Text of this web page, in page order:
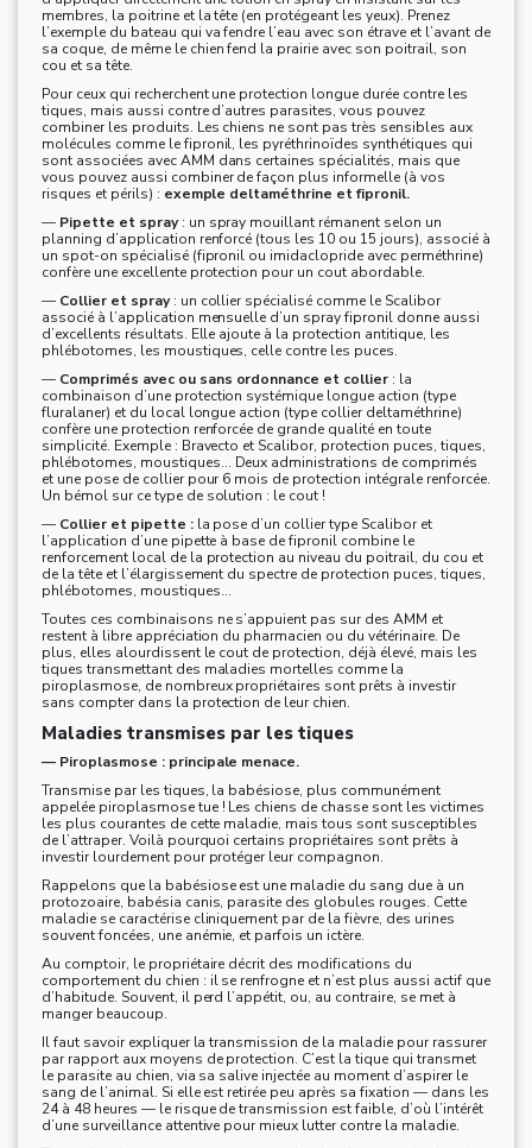
membres, la poitrine et la tête (en protégeant les yeux). Prenez
l’exemple du bateau qui va fendre l’eau avec son étrave et l’avant de
sa coque, de même le chien fend la prairie avec son poitrail, son
cou et sa tête.
Pour ceux qui recherchent une protection longue durée contre les
tiques, mais aussi contre d’autres parasites, vous pouvez
combiner les produits. Les chiens ne sont pas très sensibles aux
molécules comme le fipronil, les pyréthrinoïdes synthétiques qui
sont associées avec AMM dans certaines spécialités, mais que
vous pouvez aussi combiner de façon plus informelle (à vos
risques et périls) : exemple deltaméthrine et fipronil.
—Pipette et spray: un spray mouillant rémanent selon un
planning d’application renforcé (tous les 10 ou 15 jours), associé à
un spot-on spécialisé (fipronil ou imidaclopride avec perméthrine)
confère une excellente protection pour un cout abordable.
— Collier et spray: un collier spécialisé comme le Scalibor
associé à l’application mensuelle d’un spray fipronil donne aussi
d’excellents résultats. Elle ajoute à la protection antitique, les
phlébotomes, les moustiques, celle contre les puces.
— Comprimés avec ou sans ordonnance et collier : la
combinaison d’une protection systémique longue action (type
fluralaner) et du local longue action (type collier deltaméthrine)
confère une protection renforcée de grande qualité en toute
simplicité. Exemple : Bravecto et Scalibor, protection puces, tiques,
phlébotomes, moustiques… Deux administrations de comprimés
et une pose de collier pour 6 mois de protection intégrale renforcée.
Un bémol sur ce type de solution : le cout !
— Collier et pipette :la pose d’un collier type Scalibor et
l’application d’une pipette à base de fipronil combine le
renforcement local de la protection au niveau du poitrail, du cou et
de la tête et l’élargissement du spectre de protection puces, tiques,
phlébotomes, moustiques…
Toutes ces combinaisons ne s’appuient pas sur des AMM et
restent à libre appréciation du pharmacien ou du vétérinaire. De
plus, elles alourdissent le cout de protection, déjà élevé, mais les
tiques transmettant des maladies mortelles comme la
piroplasmose, de nombreux propriétaires sont prêts à investir
sans compter dans la protection de leur chien.
Maladies transmises par les tiques
— Piroplasmose : principale menace.
Transmise par les tiques, la babésiose, plus communément
appelée piroplasmose tue ! Les chiens de chasse sont les victimes
les plus courantes de cette maladie, mais tous sont susceptibles
de l’attraper. Voilà pourquoi certains propriétaires sont prêts à
investir lourdement pour protéger leur compagnon.
Rappelons que la babésiose est une maladie du sang due à un
protozoaire, babésia canis, parasite des globules rouges. Cette
maladie se caractérise cliniquement par de la fièvre, des urines
souvent foncées, une anémie, et parfois un ictère.
Au comptoir, le propriétaire décrit des modifications du
comportement du chien : il se renfrogne et n’est plus aussi actif que
d’habitude. Souvent, il perd l’appétit, ou, au contraire, se met à
manger beaucoup.
Il faut savoir expliquer la transmission de la maladie pour rassurer
par rapport aux moyens de protection. C’est la tique qui transmet
le parasite au chien, via sa salive injectée au moment d’aspirer le
sang de l’animal. Si elle est retirée peu après sa fixation — dans les
24 à 48 heures — le risque de transmission est faible, d’où l’intérêt
d’une surveillance attentive pour mieux lutter contre la maladie.